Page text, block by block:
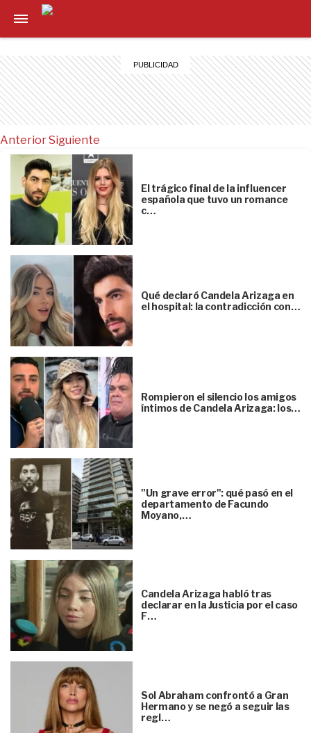
Anterior
El trágico final de la influencer
española que tuvo un romance
c…
Qué declaró Candela Arizaga en
el hospital: la contradicción con…
Rompieron el silencio los amigos
íntimos de Candela Arizaga: los…
"Un grave error": qué pasó en el
departamento de Facundo
Moyano,…
Candela Arizaga habló tras
declarar en la Justicia por el caso
F…
Sol Abraham confrontó a Gran
Hermano y se negó a seguir las
regl…
Siguiente